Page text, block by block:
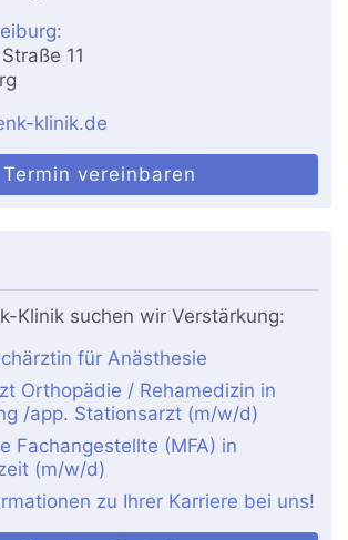
11
klinik.de
Termin vereinbaren
Klinik suchen wir Verstärkung:
für Anästhesie
Orthopädie / Rehamedizin in
/app. Stationsarzt (m/w/d)
Fachangestellte (MFA) in
(m/w/d)
zu Ihrer Karriere bei uns!